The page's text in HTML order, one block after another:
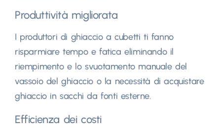
Produttività migliorata
I produttori di ghiaccio a cubetti ti fanno
risparmiare tempo e fatica eliminando il
riempimento e lo svuotamento manuale del
vassoio del ghiaccio o la necessità di acquistare
ghiaccio in sacchi da fonti esterne.
Efficienza dei costi